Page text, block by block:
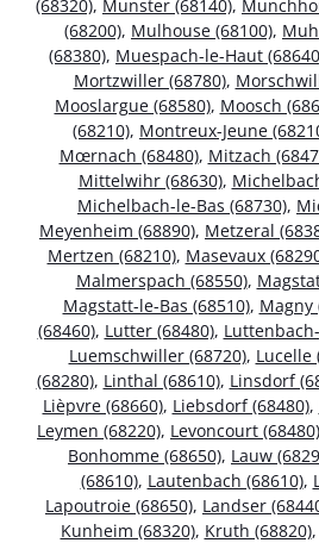
(68320), Munster (68140),
(68200), Mulhouse (68100),
(68380), Muespach-le-Haut
Mortzwiller (68780),
Mooslargue (68580), Moosch
(68210), Montreux-Jeune
Mœrnach (68480), Mitzach
Mittelwihr (68630),
Michelbach-le-Bas (68730),
Meyenheim (68890), Metzeral
Mertzen (68210), Masevaux
Malmerspach (68550),
Magstatt-le-Bas (68510), Magny
(68460), Lutter (68480),
Luemschwiller (68720), Lucelle
(68280), Linthal (68610), Linsdorf
Lièpvre (68660), Liebsdorf (68480),
Leymen (68220), Levoncourt (68480)
Bonhomme (68650), Lauw
(68610), Lautenbach (68610),
Lapoutroie (68650), Landser
Kunheim (68320), Kruth (68820),